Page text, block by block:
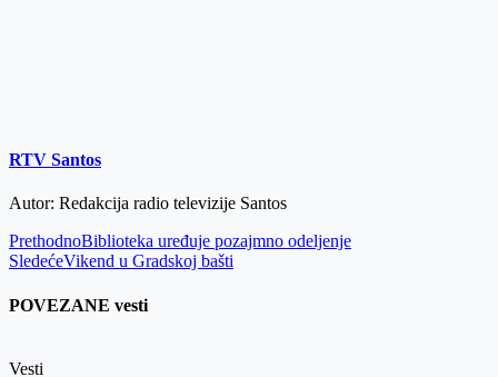
RTV Santos
Autor: Redakcija radio televizije Santos
PrethodnoBiblioteka uređuje pozajmno odeljenje
SledećeVikend u Gradskoj bašti
POVEZANE vesti
Vesti